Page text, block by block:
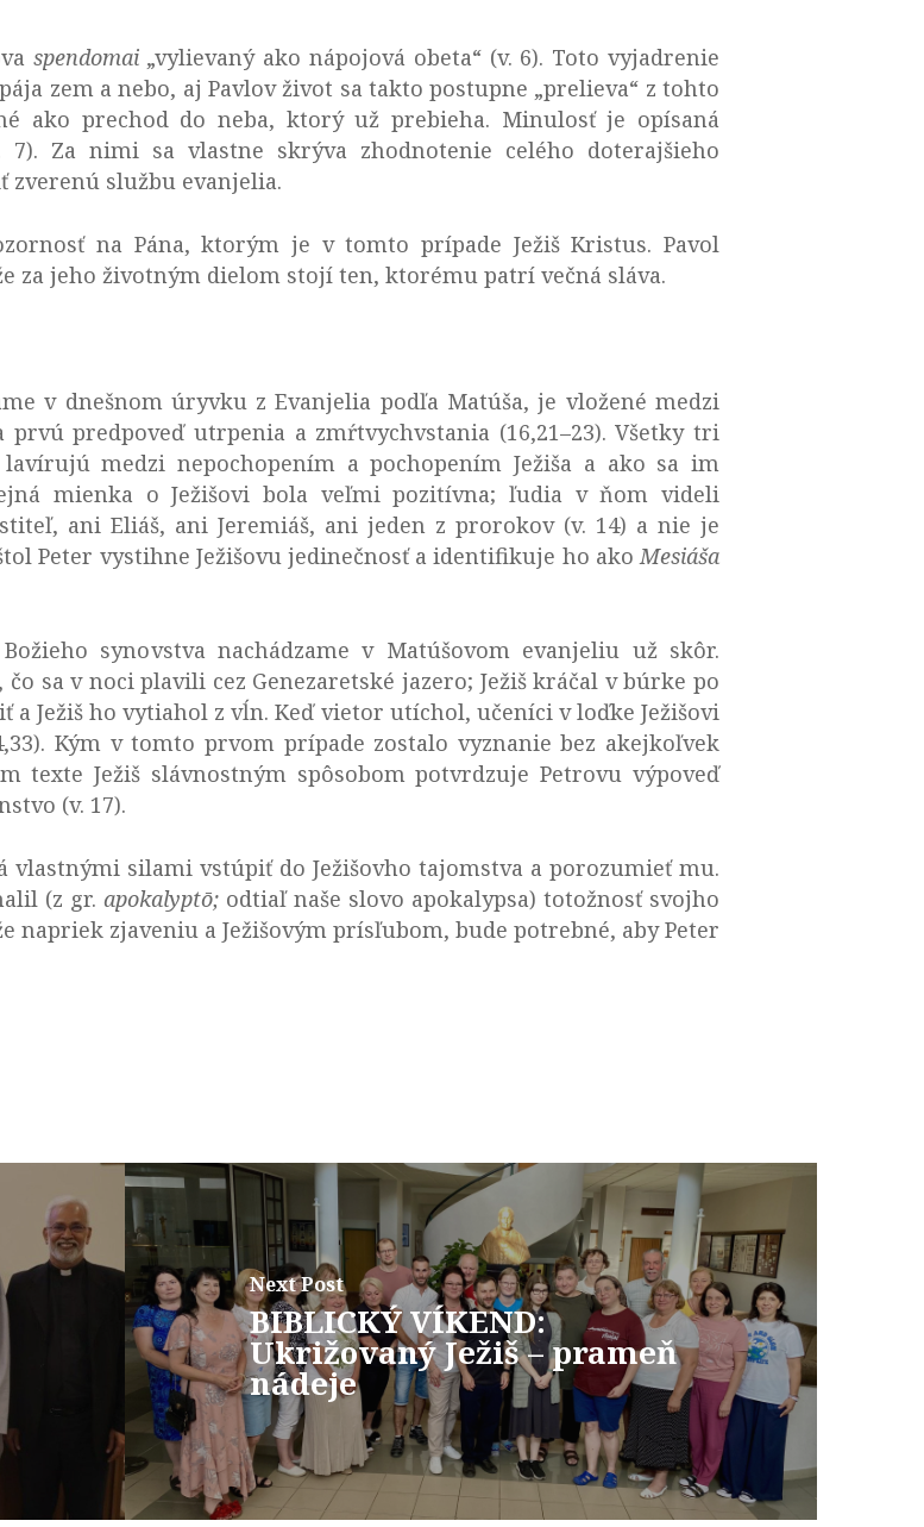
spendomai„vylievaný ako nápojová obeta“ (v. 6). Toto vyjadrenie
zem a nebo, aj Pavlov život sa takto postupne „prelieva“ z tohto
ako prechod do neba, ktorý už prebieha. Minulosť je opísaná
Za nimi sa vlastne skrýva zhodnotenie celého doterajšieho
zverenú službu evanjelia.
na Pána, ktorým je v tomto prípade Ježiš Kristus. Pavol
za jeho životným dielom stojí ten, ktorému patrí večná sláva.
v dnešnom úryvku z Evanjelia podľa Matúša, je vložené medzi
predpoveď utrpenia a zmŕtvychvstania (16,21–23). Všetky tri
medzi nepochopením a pochopením Ježiša a ako sa im
mienka o Ježišovi bola veľmi pozitívna; ľudia v ňom videli
ani Eliáš, ani Jeremiáš, ani jeden z prorokov (v. 14) a nie je
Peter vystihne Ježišovu jedinečnosť a identifikuje ho ako Mesiáša
synovstva nachádzame v Matúšovom evanjeliu už skôr.
sa v noci plavili cez Genezaretské jazero; Ježiš kráčal v búrke po
a Ježiš ho vytiahol z vĺn. Keď vietor utíchol, učeníci v loďke Ježišovi
Kým v tomto prvom prípade zostalo vyznanie bez akejkoľvek
texte Ježiš slávnostným spôsobom potvrdzuje Petrovu výpoveď
(v. 17).
vlastnými silami vstúpiť do Ježišovho tajomstva a porozumieť mu.
(z gr. apokalyptō; odtiaľ naše slovo apokalypsa) totožnosť svojho
napriek zjaveniu a Ježišovým prísľubom, bude potrebné, aby Peter
Next Post
BIBLICKÝ VÍKEND:
Ukrižovaný Ježiš – prameň
nádeje